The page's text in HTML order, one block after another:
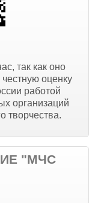
так как оно
оценку
работой
организаций
творчества.
"МЧС